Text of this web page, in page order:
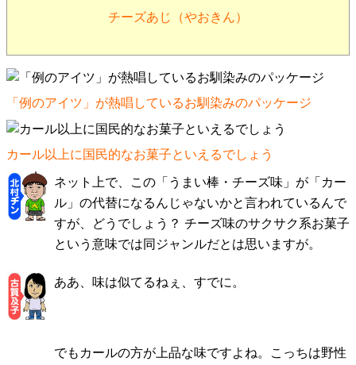
チーズあじ（やおきん）
「例のアイツ」が熱唱しているお馴染みのパッケージ
カール以上に国民的なお菓子といえるでしょう
ネット上で、この「うまい棒・チーズ味」が「カー
ル」の代替になるんじゃないかと言われているんで
すが、どうでしょう？ チーズ味のサクサク系お菓子
という意味では同ジャンルだとは思いますが。
ああ、味は似てるねぇ、すでに。
でもカールの方が上品な味ですよね。こっちは野性